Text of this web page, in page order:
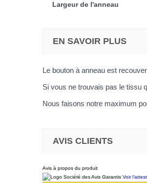
Largeur de l'anneau
EN SAVOIR PLUS
Le bouton à anneau est
Si vous ne trouvais pas le tissu
Nous faisons notre maximum
AVIS CLIENTS
Avis à propos du produit
Voir